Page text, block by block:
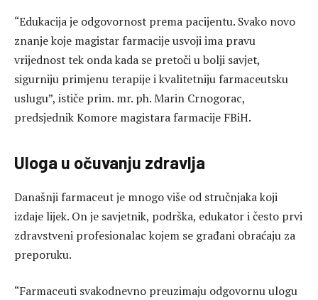
“Edukacija je odgovornost prema pacijentu. Svako novo
znanje koje magistar farmacije usvoji ima pravu
vrijednost tek onda kada se pretoči u bolji savjet,
sigurniju primjenu terapije i kvalitetniju farmaceutsku
uslugu”, ističe prim. mr. ph. Marin Crnogorac,
predsjednik Komore magistara farmacije FBiH.
Uloga u očuvanju zdravlja
Današnji farmaceut je mnogo više od stručnjaka koji
izdaje lijek. On je savjetnik, podrška, edukator i često prvi
zdravstveni profesionalac kojem se građani obraćaju za
preporuku.
“Farmaceuti svakodnevno preuzimaju odgovornu ulogu